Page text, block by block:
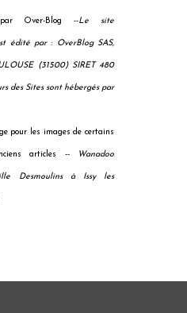
Over-Blog --Le site
édité par : OverBlog SAS,
(31500) SIRET 480
des Sites sont hébergés par
pour les images de certains
articles -- Wanadoo
Desmoulins à Issy les